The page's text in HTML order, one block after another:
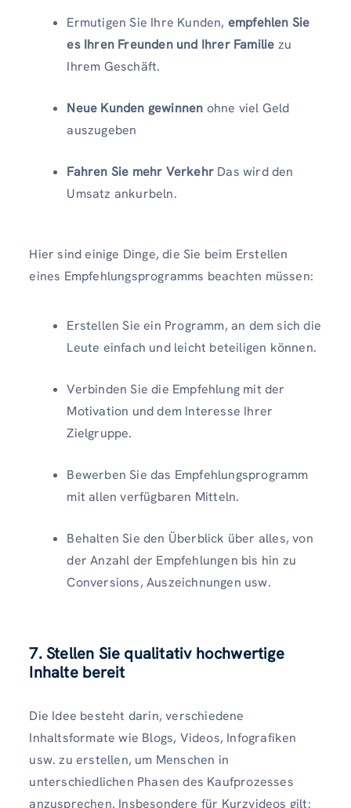
Ermutigen Sie Ihre Kunden, empfehlen Sie
es Ihren Freunden und Ihrer Familie zu
Ihrem Geschäft.
Neue Kunden gewinnen ohne viel Geld
auszugeben
Fahren Sie mehr Verkehr Das wird den
Umsatz ankurbeln.
Hier sind einige Dinge, die Sie beim Erstellen
eines Empfehlungsprogramms beachten müssen:
Erstellen Sie ein Programm, an dem sich die
Leute einfach und leicht beteiligen können.
Verbinden Sie die Empfehlung mit der
Motivation und dem Interesse Ihrer
Zielgruppe.
Bewerben Sie das Empfehlungsprogramm
mit allen verfügbaren Mitteln.
Behalten Sie den Überblick über alles, von
der Anzahl der Empfehlungen bis hin zu
Conversions, Auszeichnungen usw.
7. Stellen Sie qualitativ hochwertige
Inhalte bereit
Die Idee besteht darin, verschiedene
Inhaltsformate wie Blogs, Videos, Infografiken
usw. zu erstellen, um Menschen in
unterschiedlichen Phasen des Kaufprozesses
anzusprechen. Insbesondere für Kurzvideos gilt: